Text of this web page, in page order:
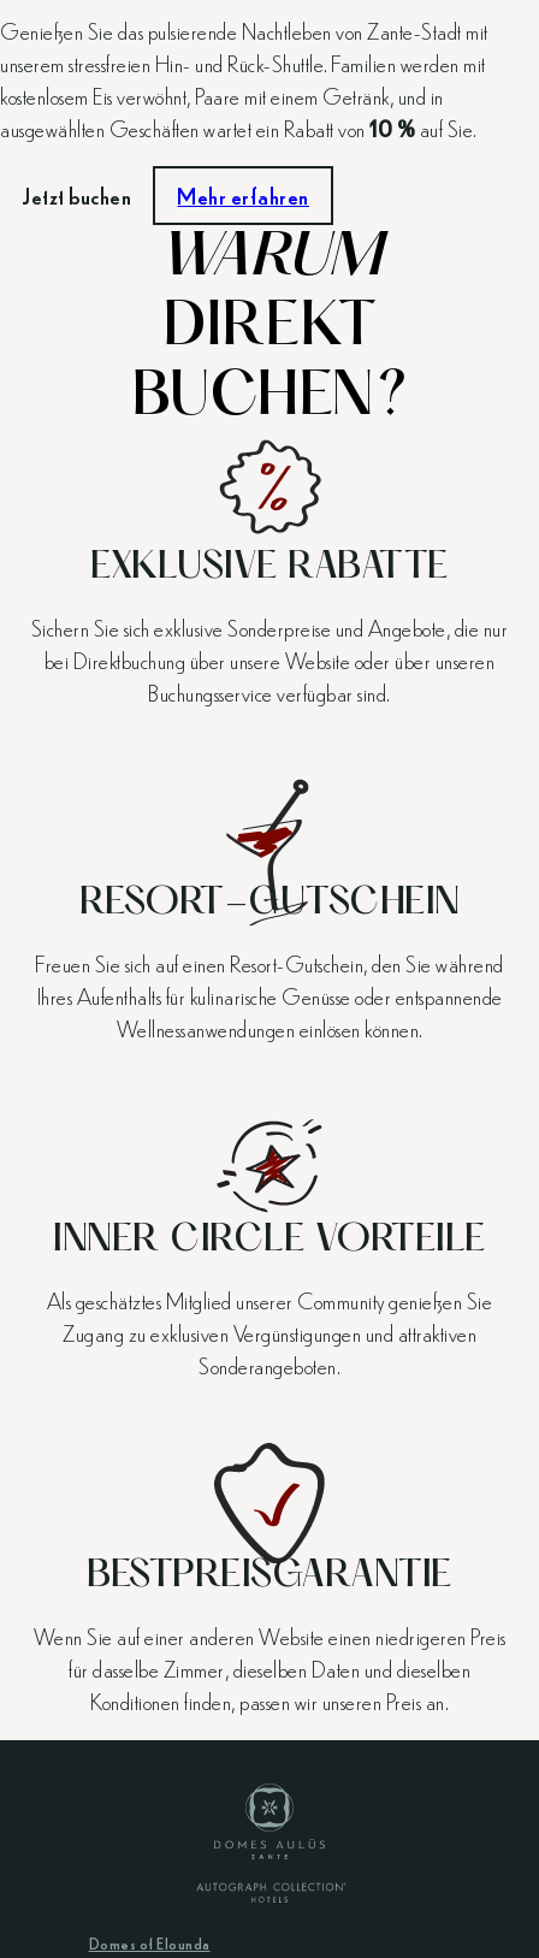
Genießen Sie das pulsierende Nachtleben von Zante-Stadt mit
unserem stressfreien Hin- und Rück-Shuttle. Familien werden mit
kostenlosem Eis verwöhnt, Paare mit einem Getränk, und in
ausgewählten Geschäften wartet ein Rabatt von 10 % auf Sie.
Jetzt buchen Mehr erfahren
WARUM
DIREKT
BUCHEN?
EXKLUSIVE RABATTE
Sichern Sie sich exklusive Sonderpreise und Angebote, die nur
bei Direktbuchung über unsere Website oder über unseren
Buchungsservice verfügbar sind.
RESORT-GUTSCHEIN
Freuen Sie sich auf einen Resort-Gutschein, den Sie während
Ihres Aufenthalts für kulinarische Genüsse oder entspannende
Wellnessanwendungen einlösen können.
INNER CIRCLE VORTEILE
Als geschätztes Mitglied unserer Community genießen Sie
Zugang zu exklusiven Vergünstigungen und attraktiven
Sonderangeboten.
BESTPREISGARANTIE
Wenn Sie auf einer anderen Website einen niedrigeren Preis
für dasselbe Zimmer, dieselben Daten und dieselben
Konditionen finden, passen wir unseren Preis an.
Domes of Elounda